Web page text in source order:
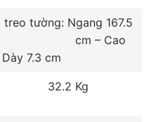
hoạ sản phẩm
thiết kế trực
treo tường: Ngang 167.5
cm – Cao
7.3 cm
32.2 Kg